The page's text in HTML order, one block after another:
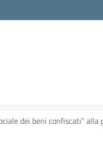
dei beni confiscati”